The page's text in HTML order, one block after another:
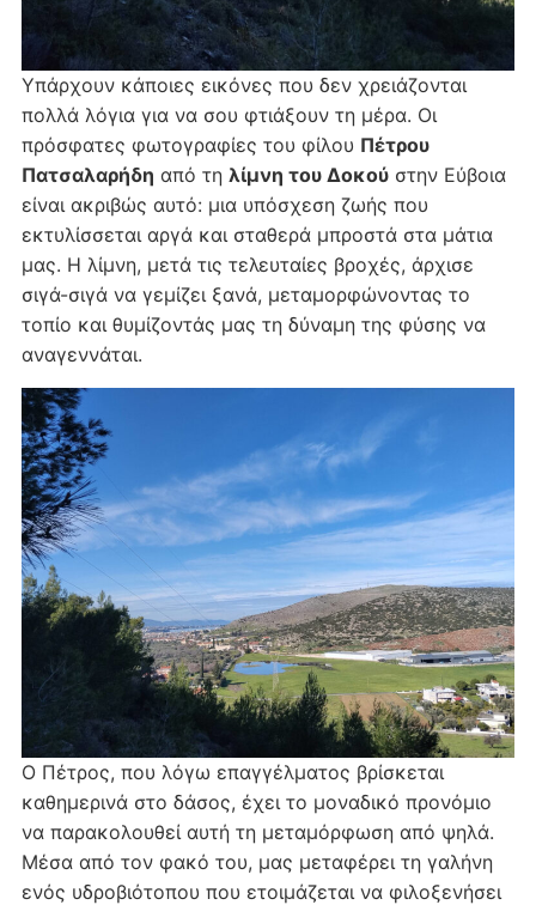
Υπάρχουν κάποιες εικόνες που δεν χρειάζονται
πολλά λόγια για να σου φτιάξουν τη μέρα. Οι
πρόσφατες φωτογραφίες του φίλου Πέτρου
Πατσαλαρήδη από τη λίμνη του Δοκούστην Εύβοια
είναι ακριβώς αυτό: μια υπόσχεση ζωής που
εκτυλίσσεται αργά και σταθερά μπροστά στα μάτια
μας. Η λίμνη, μετά τις τελευταίες βροχές, άρχισε
σιγά-σιγά να γεμίζει ξανά, μεταμορφώνοντας το
τοπίο και θυμίζοντάς μας τη δύναμη της φύσης να
αναγεννάται.
Ο Πέτρος, που λόγω επαγγέλματος βρίσκεται
καθημερινά στο δάσος, έχει το μοναδικό προνόμιο
να παρακολουθεί αυτή τη μεταμόρφωση από ψηλά.
Μέσα από τον φακό του, μας μεταφέρει τη γαλήνη
ενός υδροβιότοπου που ετοιμάζεται να φιλοξενήσει